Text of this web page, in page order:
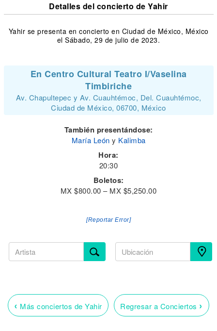
Detalles del concierto de Yahir
Yahir se presenta en concierto en Ciudad de México, México
el Sábado, 29 de julio de 2023.
En Centro Cultural Teatro I/Vaselina
Timbiriche
Av. Chapultepec y Av. Cuauhtémoc, Del. Cuauhtémoc,
Ciudad de México, 06700, México
También presentándose:
María León y Kalimba
Hora:
20:30
Boletos:
MX $800.00 – MX $5,250.00
[Reportar Error]
‹ Más conciertos de Yahir Regresar a Conciertos ›